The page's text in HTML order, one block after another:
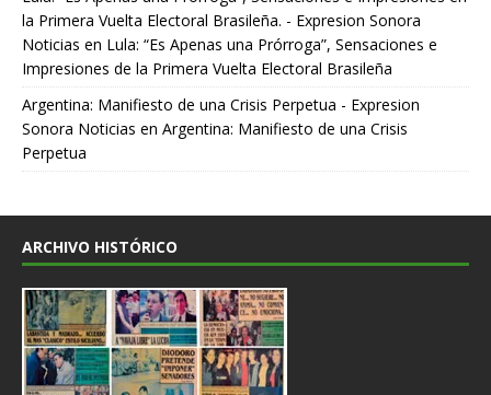
la Primera Vuelta Electoral Brasileña. - Expresion Sonora
Noticias en Lula: “Es Apenas una Prórroga”, Sensaciones e
Impresiones de la Primera Vuelta Electoral Brasileña
Argentina: Manifiesto de una Crisis Perpetua - Expresion
Sonora Noticias en Argentina: Manifiesto de una Crisis
Perpetua
ARCHIVO HISTÓRICO